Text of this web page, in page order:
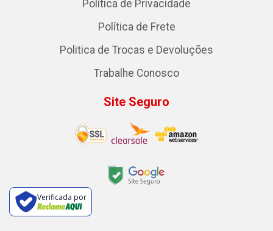
Política de Privacidade
Política de Frete
Politica de Trocas e Devoluções
Trabalhe Conosco
Site Seguro
Verificada por